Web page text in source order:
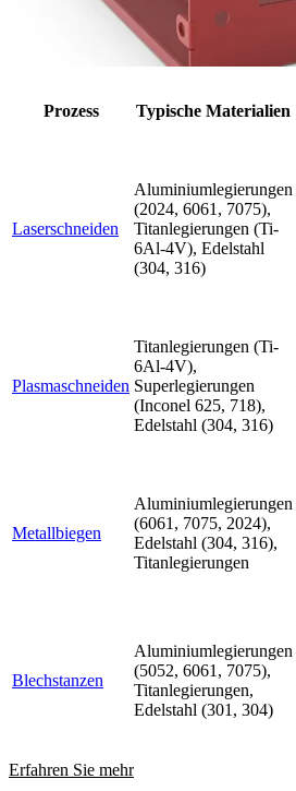
Prozess Typische Materialien
Laserschneiden
Aluminiumlegierungen
(2024, 6061, 7075),
Titanlegierungen (Ti-
6Al-4V), Edelstahl
(304, 316)
Plasmaschneiden
Titanlegierungen (Ti-
6Al-4V),
Superlegierungen
(Inconel 625, 718),
Edelstahl (304, 316)
Metallbiegen
Aluminiumlegierungen
(6061, 7075, 2024),
Edelstahl (304, 316),
Titanlegierungen
Blechstanzen
Aluminiumlegierungen
(5052, 6061, 7075),
Titanlegierungen,
Edelstahl (301, 304)
Erfahren Sie mehr